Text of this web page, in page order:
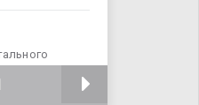
территории